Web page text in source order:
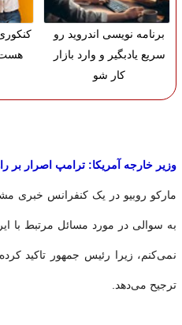
برنامه نویسی اندروید رو
سریع یادبگیر و وارد بازار
کار شو
هست
وزیر خارجه آمریکا: ترامپ اصرار بر
مارکو روبیو در یک کنفرانس خبری
به سوالی در مورد مسائل مرتبط با
نمی‌کنم، زیرا رئیس جمهور تاکید
ترجیح می‌دهد.